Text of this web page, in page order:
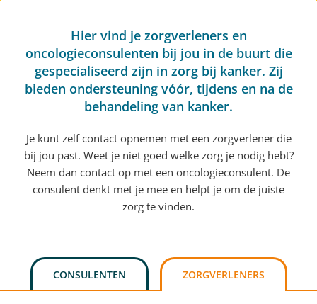
Hier vind je zorgverleners en
oncologieconsulenten bij jou in de buurt die
gespecialiseerd zijn in zorg bij kanker. Zij
bieden ondersteuning vóór, tijdens en na de
behandeling van kanker.
Je kunt zelf contact opnemen met een zorgverlener die
bij jou past. Weet je niet goed welke zorg je nodig hebt?
Neem dan contact op met een oncologieconsulent. De
consulent denkt met je mee en helpt je om de juiste
zorg te vinden.
CONSULENTEN ZORGVERLENERS